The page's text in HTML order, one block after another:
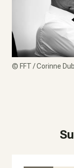
© FFT / Corinne